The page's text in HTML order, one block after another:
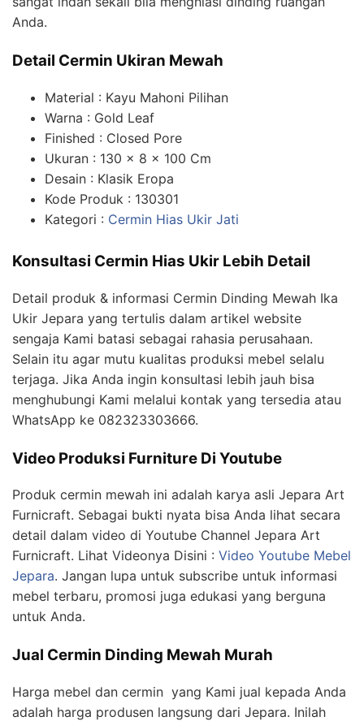
Anda.
Detail Cermin Ukiran Mewah
Material : Kayu Mahoni Pilihan
Warna : Gold Leaf
Finished : Closed Pore
Ukuran : 130 x 8 x 100 Cm
Desain : Klasik Eropa
Kode Produk : 130301
Kategori : Cermin Hias Ukir Jati
Konsultasi Cermin Hias Ukir Lebih Detail
Detail produk & informasi Cermin Dinding Mewah Ika
Ukir Jepara yang tertulis dalam artikel website
sengaja Kami batasi sebagai rahasia perusahaan.
Selain itu agar mutu kualitas produksi mebel selalu
terjaga. Jika Anda ingin konsultasi lebih jauh bisa
menghubungi Kami melalui kontak yang tersedia atau
WhatsApp ke 082323303666.
Video Produksi Furniture Di Youtube
Produk cermin mewah ini adalah karya asli Jepara Art
Furnicraft. Sebagai bukti nyata bisa Anda lihat secara
detail dalam video di Youtube Channel Jepara Art
Furnicraft. Lihat Videonya Disini : Video Youtube Mebel
Jepara. Jangan lupa untuk subscribe untuk informasi
mebel terbaru, promosi juga edukasi yang berguna
untuk Anda.
Jual Cermin Dinding Mewah Murah
Harga mebel dan cermin yang Kami jual kepada Anda
adalah harga produsen langsung dari Jepara. Inilah